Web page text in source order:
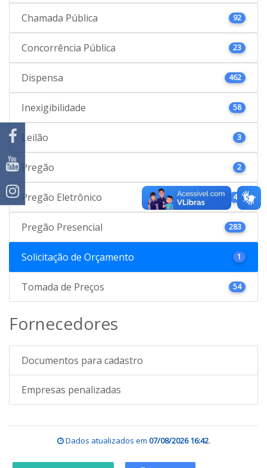
Chamada Pública 92
Concorrência Pública 23
Dispensa 462
Inexigibilidade 58
Leilão 3
Pregão 2
Pregão Eletrônico 46
Pregão Presencial 283
Solicitação de Orçamento 1
Tomada de Preços 54
Fornecedores
Documentos para cadastro
Empresas penalizadas
Dados atualizados em 07/08/2026 16:42.